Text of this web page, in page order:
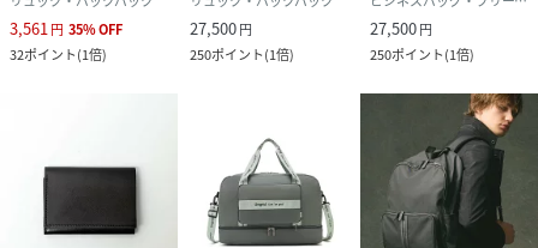
3,561円 35%OFF
32ポイント(1倍)
27,500円
250ポイント(1倍)
27,500円
250ポイント(1倍)